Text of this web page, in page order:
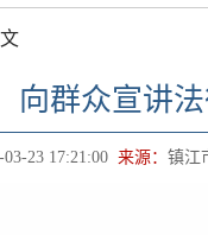
向群众宣讲
03-23 17:21:00 来源： 镇江